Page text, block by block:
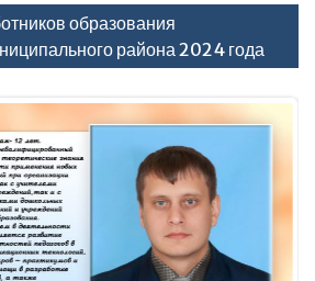
образования
района 2024 года